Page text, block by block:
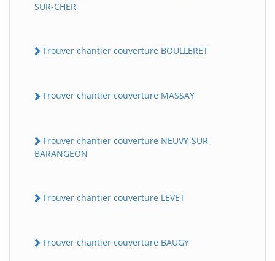
SUR-CHER
Trouver chantier couverture BOULLERET
Trouver chantier couverture MASSAY
Trouver chantier couverture NEUVY-SUR-
BARANGEON
Trouver chantier couverture LEVET
Trouver chantier couverture BAUGY